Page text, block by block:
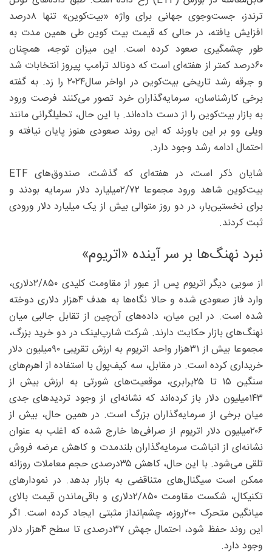
ترندز، جست‌وجوی جهانی برای واژه «بیت‌کوین» تنها ۸‌درصد
افزایش یافته، در حالی که قیمت بیت‌ کوین طی همین مدت به
‌طور چشمگیری صعود کرده است. این میزان توجه، همچنان
۶۰‌درصد کمتر از هفته‌ای است که دونالد ترامپ پیروز انتخابات شد
و جرقه رشد تاریخی بیت‌کوین در اواخر سال‌۲۰۲۴ را زد. به گفته
برخی کارشناسان، سرمایه‌گذاران خرد تصور می‌کنند فرصت ورود
به بازار بیت‌کوین را از دست داده‌اند. با این حال، تحلیلگرانی مانند
ویلی وو بر این باورند که این روند صعودی هنوز پایان نیافته و
احتمال ادامه رشد وجود دارد.
شایان ذکر است، در هفته‌ای که گذشت، صندوق‌های ETF
بیت‌کوین شاهد ورود مجموعا ۷۲/‏۲‌‌میلیارد دلار سرمایه بودند و
برای نخستین‌بار، در دو روز متوالی بیش از یک میلیارد دلار ورودی
ثبت کردند.
نبرد نهنگ‌ها بر سر آینده «اتریوم»
از سویی دیگر اتریوم پس از عبور از مقاومت کلیدی ۸۵۰/‏۲‌دلاری،
وارد فاز صعودی شده و حالا نگاه‌ها به هدف ۴‌هزار دلاری دوخته
شده است. در این میان، داده‌های آن‌چین از تقابل جالبی میان
نهنگ‌های بازار حکایت دارند. شرکت شارپ‌لینک در دو خرید بزرگ،
مجموعا بیش از ۳۱‌هزار واحد اتریوم به ارزش تقریبی ۹۰‌میلیون دلار
خریداری کرده است. در مقابل، سه کیف‌پول با استفاده از اهرم‌های
سنگین ۱۵ تا ۲۵‌برابری، موقعیت‌های شورتی به ارزش بیش از
۱۴۳‌میلیون دلار باز کرده‌اند که نشانه‌ای از وجود تردیدهای جدی
میان برخی از سرمایه‌گذاران بزرگ است. در همین حال، بیش از
۲۰۶‌میلیون دلار اتریوم از صرافی‌ها خارج شده که اغلب به ‌عنوان
نشانه‌ای از انباشت سرمایه‌گذاران بلندمدت و کاهش عرضه فروش
تلقی می‌شود. با این حال، کاهش ۳۵‌درصدی حجم معاملات روزانه
ممکن است سیگنال‌های متناقضی به بازار بدهد. در نمودارهای
تکنیکال، شکست مقاومت ۸۵۰/‏۲‌دلاری و باقی‌ماندن قیمت بالای
میانگین متحرک ۲۰۰‌روزه، چشم‌انداز مثبتی ایجاد کرده است. اگر
این روند حفظ شود، احتمال جهش ۳۷‌درصدی تا سطح ۴‌هزار دلار
وجود دارد.